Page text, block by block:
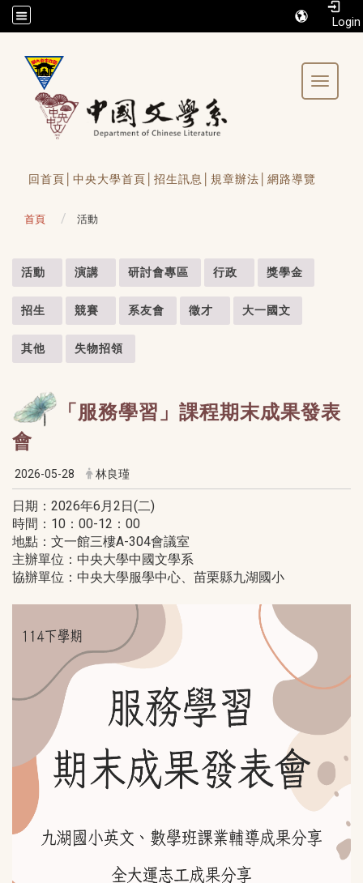
/accesskey"" title="Toolbar">:::
Toggle
回首頁│ 中央大學首頁│ 招生訊息│ 規章辦法│ 網路導覽
首頁 活動
活動 演講 研討會專區 行政 獎學金
招生 競賽 系友會 徵才 大一國文
其他 失物招領
「服務學習」課程期末成果發表
會
2026-05-28 林良瑾
日期：2026年6月2日(二)
時間：10：00-12：00
地點：文一館三樓A-304會議室
主辦單位：中央大學中國文學系
協辦單位：中央大學服學中心、苗栗縣九湖國小